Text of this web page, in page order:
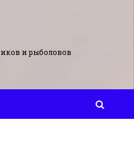
и рыболовов